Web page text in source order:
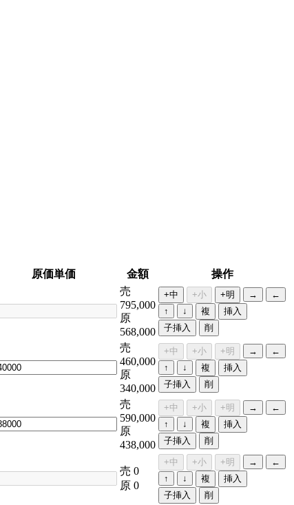
原価単価 金額 操作
売
795,000
原
568,000
+中 +小 +明 →
←
↑
↓ 複
挿入
子挿入
削
売
460,000
原
340,000
+中 +小 +明 →
←
↑
↓ 複
挿入
子挿入
削
売
590,000
原
438,000
+中 +小 +明 →
←
↑
↓ 複
挿入
子挿入
削
売 0
原 0
+中 +小 +明 →
←
↑
↓ 複
挿入
子挿入
削